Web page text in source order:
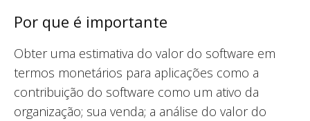
Por que é importante
Obter uma estimativa do valor do software em
termos monetários para aplicações como a
contribuição do software como um ativo da
organização; sua venda; a análise do valor do